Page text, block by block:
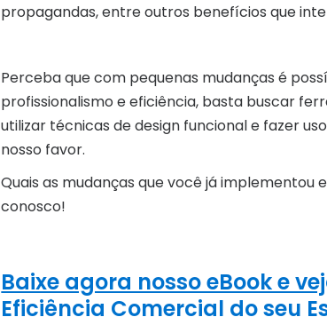
propagandas, entre outros benefícios que
Perceba que com pequenas mudanças é
profissionalismo e eficiência, basta buscar
utilizar técnicas de design funcional e fazer
nosso favor.
Quais as mudanças que você já
conosco!
Baixe agora nosso eBook e
Eficiência Comercial do seu